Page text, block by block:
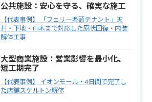
公共施設：安心を守る、確実な施工
【代表事例】 「フェリー埠頭テナント」天
井・下地・巾木まで対応した原状回復・内装
解体工事
大型商業施設：営業影響を最小化、
短工期完了
【代表事例】 イオンモール・4日間で完了し
た店舗スケルトン解体